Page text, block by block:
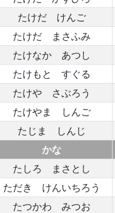
たけだ けんご
たけだ まさふみ
たけなか あつし
たけもと すぐる
たけや さぶろう
たけやま しんご
たじま しんじ
かな
たしろ まさとし
ただき けんいちろう
たつかわ みつお